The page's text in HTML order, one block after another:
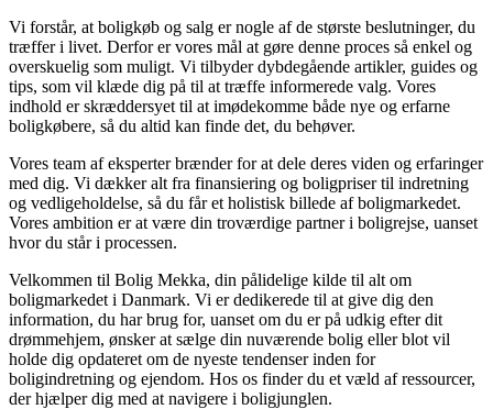
Vi forstår, at boligkøb og salg er nogle af de største beslutninger, du
træffer i livet. Derfor er vores mål at gøre denne proces så enkel og
overskuelig som muligt. Vi tilbyder dybdegående artikler, guides og
tips, som vil klæde dig på til at træffe informerede valg. Vores
indhold er skræddersyet til at imødekomme både nye og erfarne
boligkøbere, så du altid kan finde det, du behøver.
Vores team af eksperter brænder for at dele deres viden og erfaringer
med dig. Vi dækker alt fra finansiering og boligpriser til indretning
og vedligeholdelse, så du får et holistisk billede af boligmarkedet.
Vores ambition er at være din troværdige partner i boligrejse, uanset
hvor du står i processen.
Velkommen til Bolig Mekka, din pålidelige kilde til alt om
boligmarkedet i Danmark. Vi er dedikerede til at give dig den
information, du har brug for, uanset om du er på udkig efter dit
drømmehjem, ønsker at sælge din nuværende bolig eller blot vil
holde dig opdateret om de nyeste tendenser inden for
boligindretning og ejendom. Hos os finder du et væld af ressourcer,
der hjælper dig med at navigere i boligjunglen.